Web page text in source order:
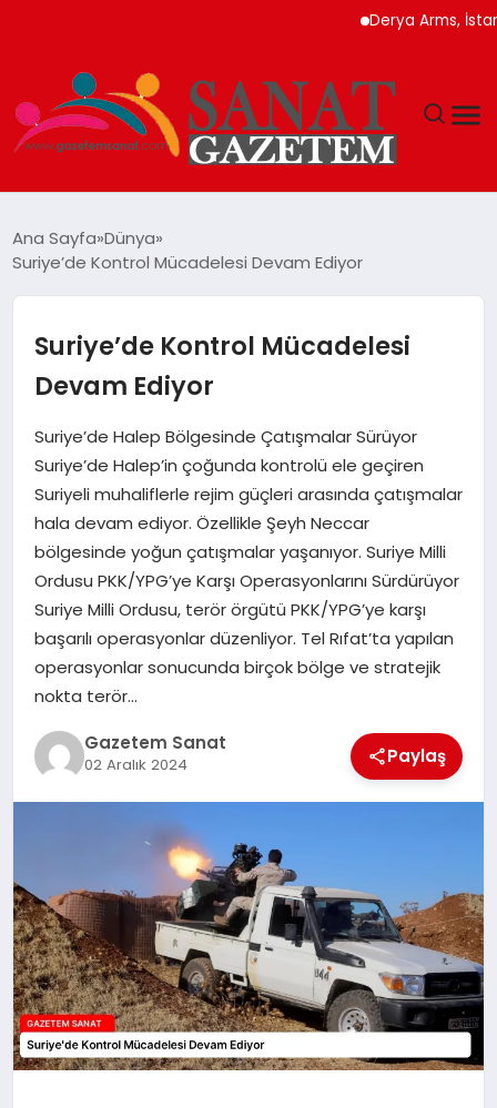
Derya Arms, İstanbul
TEKNOLOJI
SIYASET
SPOR
YAŞAM
EKONOMI
SAĞLIK
DÜNYA
EĞITIM
Ana Sayfa Dünya
Suriye’de Kontrol Mücadelesi Devam Ediyor
Suriye’de Kontrol Mücadelesi
Devam Ediyor
Suriye’de Halep Bölgesinde Çatışmalar Sürüyor
Suriye’de Halep’in çoğunda kontrolü ele geçiren
Suriyeli muhaliflerle rejim güçleri arasında çatışmalar
hala devam ediyor. Özellikle Şeyh Neccar
bölgesinde yoğun çatışmalar yaşanıyor. Suriye Milli
Ordusu PKK/YPG’ye Karşı Operasyonlarını Sürdürüyor
Suriye Milli Ordusu, terör örgütü PKK/YPG’ye karşı
başarılı operasyonlar düzenliyor. Tel Rıfat’ta yapılan
operasyonlar sonucunda birçok bölge ve stratejik
nokta terör…
Gazetem Sanat
02 Aralık 2024 Paylaş